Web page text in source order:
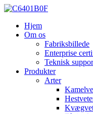
Hjem
Om os
Fabriksbillede
Enterprise
Teknisk
Produkter
Arter